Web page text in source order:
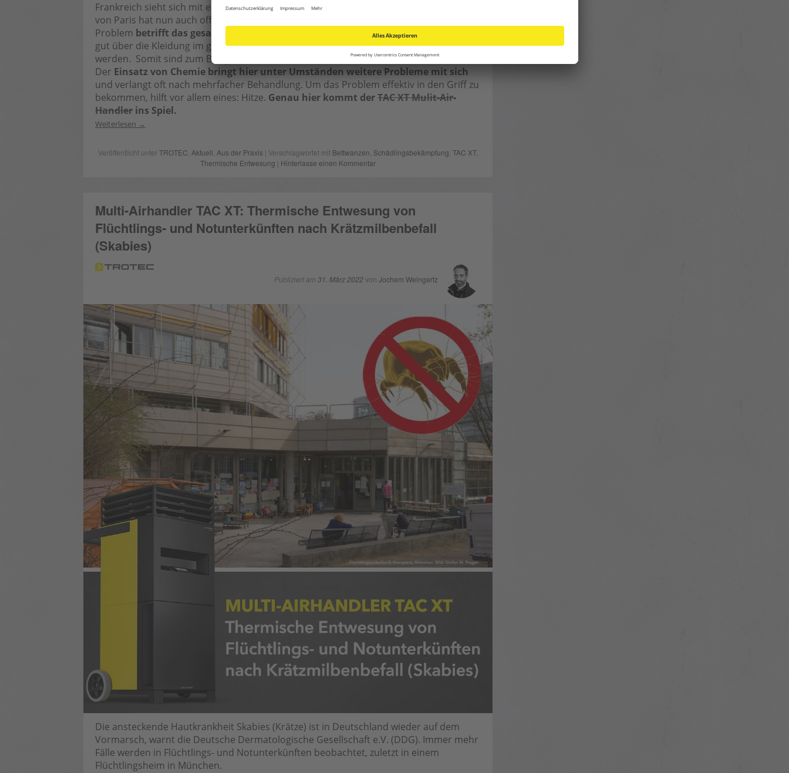
Frankreich sieht sich mit einerBettwanzen-Plagekonfrontiert. Die Stadtverwaltung
von Paris hat nun auch offiziell zum Kampf gegen Bettwanzen aufgerufen. – Das
Problem betrifft das gesamte öffentliche Leben
, denn die kleinen Schädlinge können
gut über die Kleidung im gesamten öffentlichen Raum bis in den Privat-Bereich verteilt
werden. Somit sind zum Beispiel auch Krankenhäuser, Kinos und Schulen betroffen.
Der Einsatz von Chemie bringt hier unter Umständen weitere Probleme mit sich
und verlangt oft nach mehrfacher Behandlung. Um das Problem effektiv in den Griff zu
bekommen, hilft vor allem eines: Hitze. Genau hier kommt derTAC XT Mulit-Air-
Handler ins Spiel.
Weiterlesen
Veröffentlicht unterTROTEC Aktuell Aus der Praxis | Verschlagwortet mit Bettwanzen Schädlingsbekämpfung TAC XT,
Thermische Entwesung | Hinterlasse einen Kommentar
Multi-Airhandler TAC XT: Thermische Entwesung von
Flüchtlings- und Notunterkünften nach Krätzmilbenbefall
(Skabies)
Publiziert am 31. März 2022von Jochem Weingartz
Die ansteckende Hautkrankheit Skabies (Krätze) ist in Deutschland wieder auf dem
Vormarsch, warnt die Deutsche Dermatologische Gesellschaft e.V. (DDG). Immer mehr
Fälle werden in Flüchtlings- und Notunterkünften beobachtet, zuletzt in einem
Flüchtlingsheim in München.